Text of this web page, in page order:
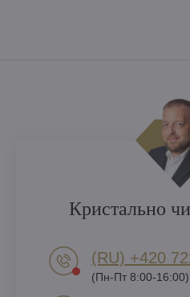
Кристально
(RU) +420
(Пн-Пт 8:00-16:00)